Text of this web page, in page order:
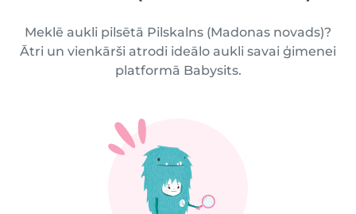
Meklē aukli pilsētā Pilskalns (Madonas novads)?
Ātri un vienkārši atrodi ideālo aukli savai ģimenei
platformā Babysits.